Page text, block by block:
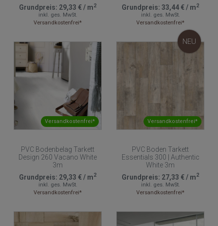
Grundpreis: 29,33 €/ m2
inkl. ges. MwSt.
Versandkostenfrei*
Grundpreis: 33,44 €/ m2
inkl. ges. MwSt.
Versandkostenfrei*
Versandkostenfrei*
PVC Bodenbelag Tarkett
Design 260 Vacano White
3m
Grundpreis: 29,33 €/ m2
inkl. ges. MwSt.
Versandkostenfrei*
Versandkostenfrei*
NEU
PVC Boden Tarkett
Essentials 300 | Authentic
White 3m
Grundpreis: 27,33 €/ m2
inkl. ges. MwSt.
Versandkostenfrei*